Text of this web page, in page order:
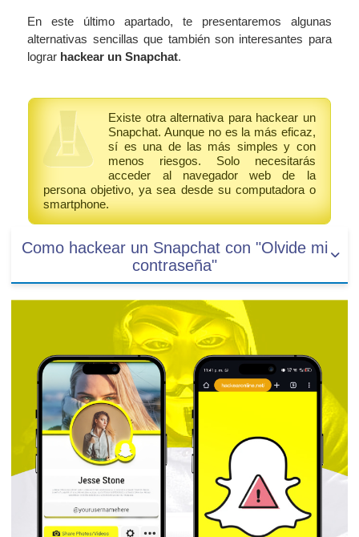
En este último apartado, te presentaremos algunas
alternativas sencillas que también son interesantes para
lograr hackear un Snapchat.
Existe otra alternativa para hackear un
Snapchat. Aunque no es la más eficaz,
sí es una de las más simples y con
menos riesgos. Solo necesitarás
acceder al navegador web de la
persona objetivo, ya sea desde su computadora o
smartphone.
Como hackear un Snapchat con "Olvide mi
contraseña"